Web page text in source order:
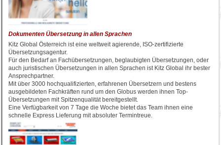
Dokumenten Übersetzung in allen Sprachen
Kitz Global Österreich ist eine weltweit agierende, ISO-zertifizierte
Übersetzungsagentur.
Für den Bedarf an Fachübersetzungen, beglaubigten Übersetzungen, oder
auch juristischen Übersetzungen in allen Sprachen ist Kitz Global ihr bester
Ansprechpartner.
Mit über 3000 hochqualifizierten, erfahrenen Übersetzern und bestens
ausgebildeten Fachkräften rund um den Globus werden ihnen Top-
Übersetzungen mit Spitzenqualität bereitgestellt.
Eine Verfügbarkeit von 7 Tage die Woche bietet das Team ihnen eine
schnelle Express Lieferung mit absoluter Termintreue.